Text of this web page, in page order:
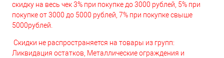
скидку на весь чек 3% при покупке до 3000 рублей, 5% при
покупке от 3000 до 5000 рублей, 7% при покупке свыше
5000рублей.
Скидки не распространяется на товары из групп:
Ликвидация остатков, Металлические ограждения и